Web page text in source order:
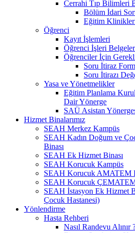
Cerrahi Tıp Bilimleri
Bölüm İdari
Eğitim
Öğrenci
Kayıt İşlemleri
Öğrenci İşleri
Öğrenciler İçin
Soru İtiraz
Soru İtirazı
Yasa ve Yönetmelikler
Eğitim Planlama
Dair Yönerge
SAÜ Asistan
Hizmet Binalarımız
SEAH Merkez Kampüs
SEAH Kadın Doğum ve
Binası
SEAH Ek Hizmet Binası
SEAH Korucuk Kampüs
SEAH Korucuk AMATEM
SEAH Korucuk ÇEMATEM
SEAH İstasyon Ek Hizmet
Çocuk Hastanesi)
Yönlendirme
Hasta Rehberi
Nasıl Randevu Alınır